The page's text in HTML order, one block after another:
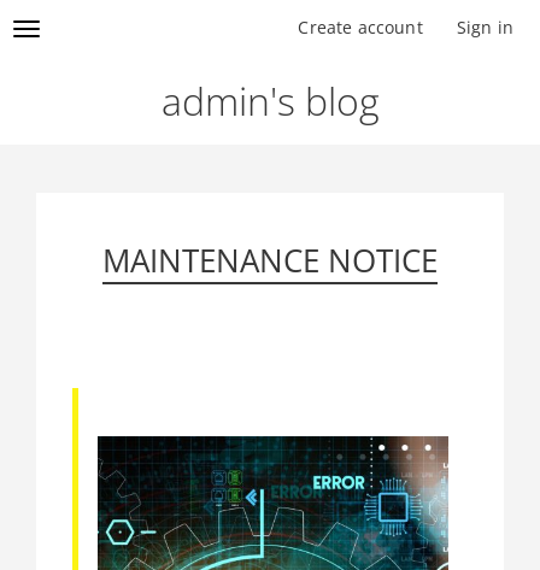
to
main
Toggle navigation
Main menu
Create account Sign in
admin's blog
MAINTENANCE NOTICE